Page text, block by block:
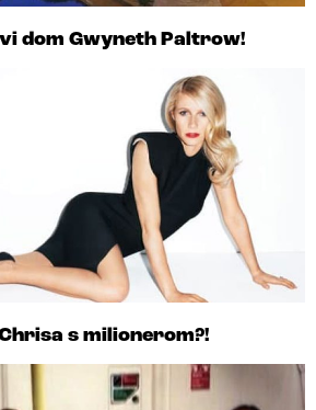
dom Gwyneth Paltrow!
s milionerom?!